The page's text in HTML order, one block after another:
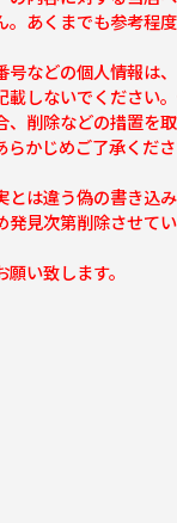
あくまでも参考程
号などの個人情報は
載しないでください
、削除などの措置を
かじめご了承くださ
とは違う偽の書き込
見次第削除させてい
い致します。